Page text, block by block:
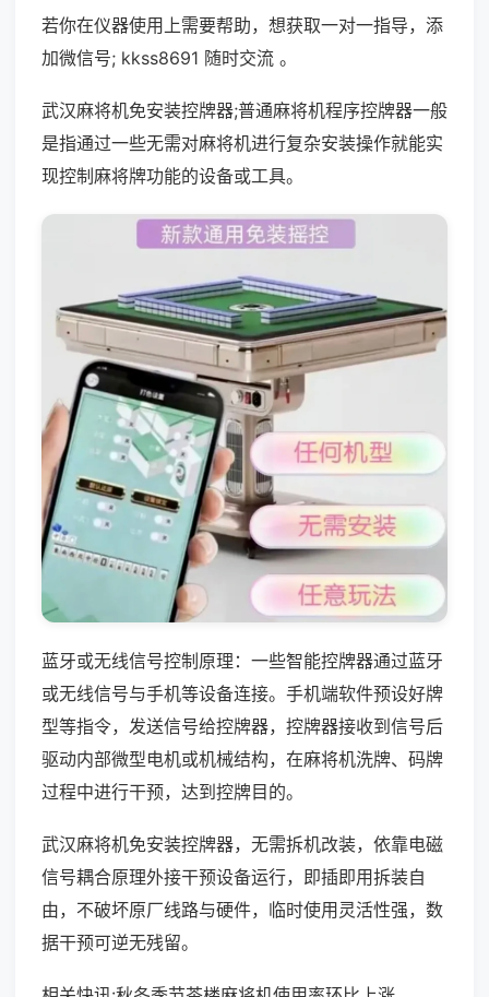
若你在仪器使用上需要帮助，想获取一对一指导，添
加微信号; kkss8691 随时交流 。
武汉麻将机免安装控牌器;普通麻将机程序控牌器一般
是指通过一些无需对麻将机进行复杂安装操作就能实
现控制麻将牌功能的设备或工具。
蓝牙或无线信号控制原理：一些智能控牌器通过蓝牙
或无线信号与手机等设备连接。手机端软件预设好牌
型等指令，发送信号给控牌器，控牌器接收到信号后
驱动内部微型电机或机械结构，在麻将机洗牌、码牌
过程中进行干预，达到控牌目的。
武汉麻将机免安装控牌器，无需拆机改装，依靠电磁
信号耦合原理外接干预设备运行，即插即用拆装自
由，不破坏原厂线路与硬件，临时使用灵活性强，数
据干预可逆无残留。